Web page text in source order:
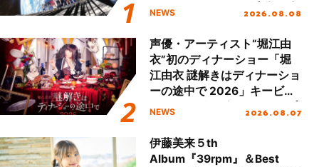
ジットエンディング映像も公
NEWS 2026.08.08
声優・アーティスト“堀江由
衣”初のディナーショー「堀
江由衣 謎解きはディナーショ
ーの途中で 2026」キービジ
ュアル＆グッズラインナップ
NEWS 2026.08.07
伊藤美来５th
Album『39rpm』＆Best